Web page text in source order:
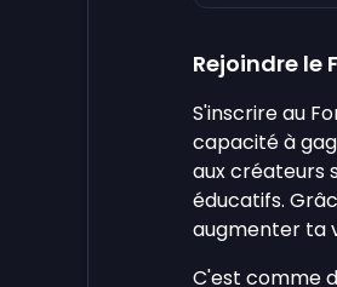
Rejoindre le
S'inscrire au
capacité à
aux créateurs
éducatifs.
augmenter ta
C'est comme